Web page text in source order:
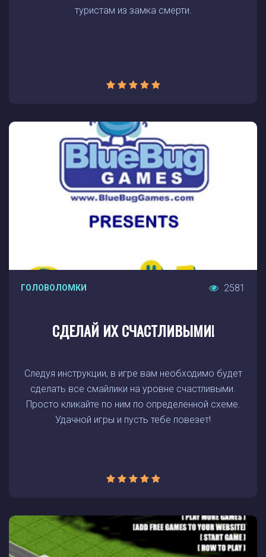
туристам из замка смерти.
ГОЛОВОЛОМКИ 2581
СДЕЛАЙ ИХ СЧАСТЛИВЫМИ!
Следуя инструкции, в игре вам необходимо будет
сделать все смайлики на уровне счастливыми.
Просто кликайте по ним по определенной схеме.
Удачной игры и пусть тебе повезет!